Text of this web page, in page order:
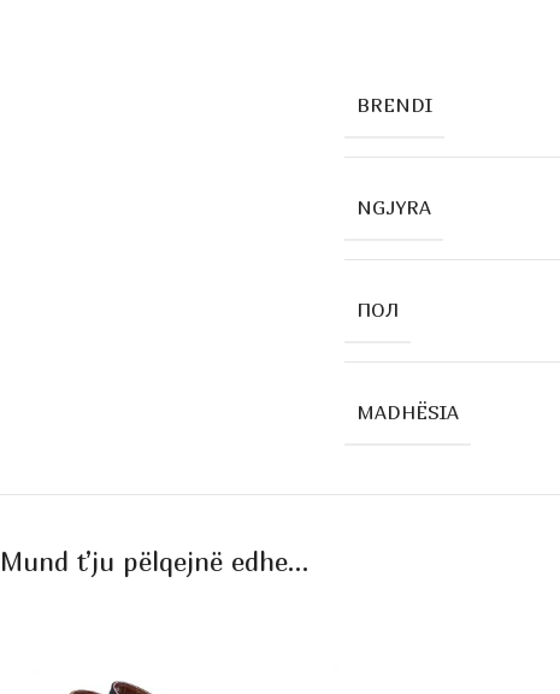
BRENDI
NGJYRA
ПОЛ
MADHËSIA
Mund t’ju pëlqejnë edhe…